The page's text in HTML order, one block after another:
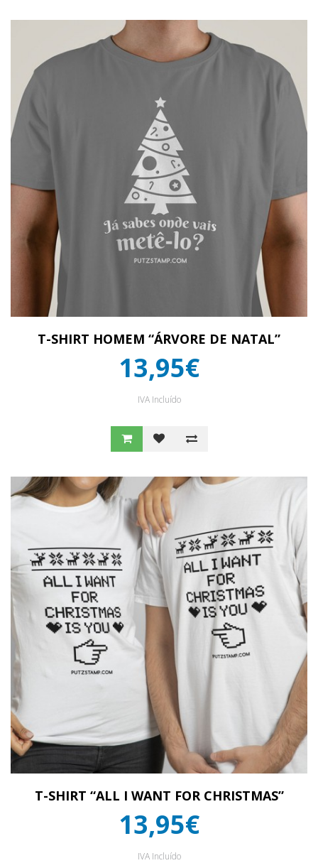
T-SHIRT HOMEM “ÁRVORE DE NATAL”
13,95€
IVA Incluído
T-SHIRT “ALL I WANT FOR CHRISTMAS”
13,95€
IVA Incluído